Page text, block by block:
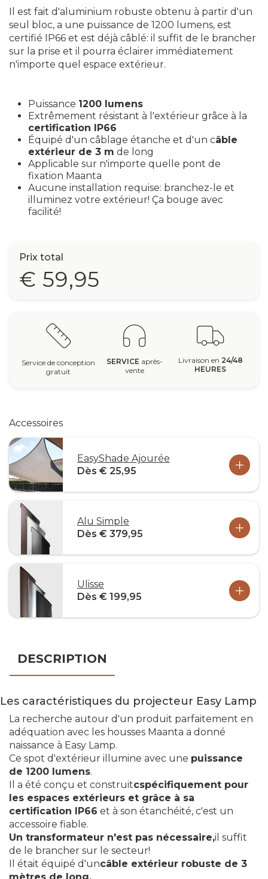
Il est fait d'aluminium robuste obtenu à partir d'un
seul bloc, a une puissance de 1200 lumens, est
certifié IP66 et est déjà câblé: il suffit de le brancher
sur la prise et il pourra éclairer immédiatement
n'importe quel espace extérieur.
Puissance 1200 lumens
Extrêmement résistant à l'extérieur grâce à la
certification IP66
Équipé d'un câblage étanche et d'un câble
extérieur de 3 m de long
Applicable sur n'importe quelle pont de
fixation Maanta
Aucune installation requise: branchez-le et
illuminez votre extérieur! Ça bouge avec
facilité!
Prix total
€ 59,95
Service de conception
gratuit
SERVICE après-
vente
Livraison en 24/48
HEURES
Accessoires
EasyShade Ajourée
Dès € 25,95
Alu Simple
Dès € 379,95
Ulisse
Dès € 199,95
DESCRIPTION
Les caractéristiques du projecteur Easy Lamp
La recherche autour d'un produit parfaitement en
adéquation avec les housses Maanta a donné
naissance à Easy Lamp.
Ce spot d'extérieur illumine avec une puissance
de 1200 lumens.
Il a été conçu et construitcspécifiquement pour
les espaces extérieurs et grâce à sa
certification IP66 et à son étanchéité, c'est un
accessoire fiable.
Un transformateur n'est pas nécessaire,il suffit
de le brancher sur le secteur!
Il était équipé d'uncâble extérieur robuste de 3
mètres de long.